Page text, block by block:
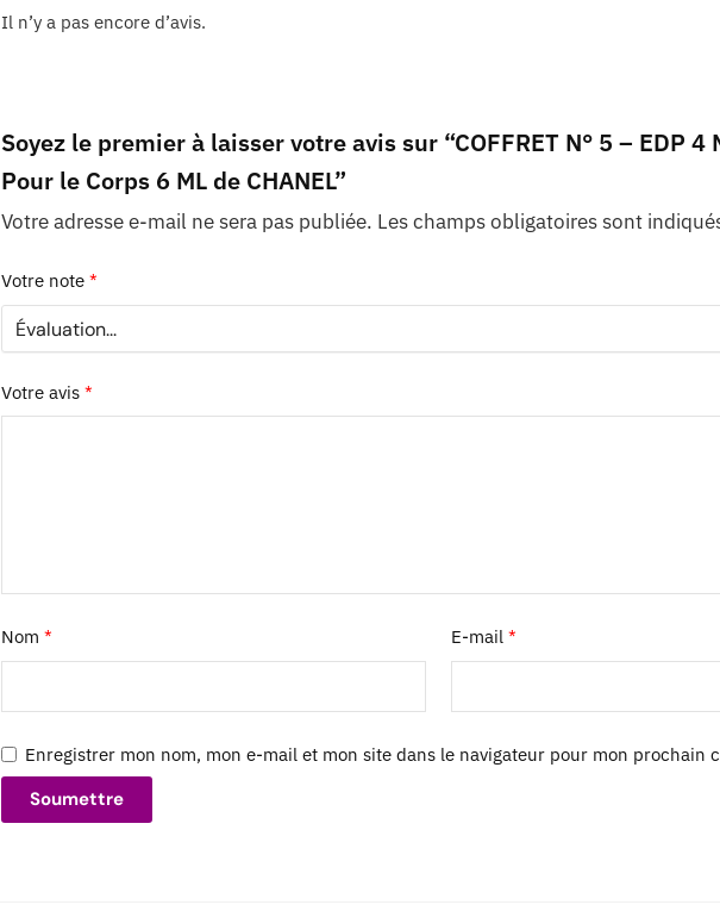
Il n’y a pas encore d’avis.
Soyez le premier à laisser votre avis sur “COFFRET N° 5 – EDP 4
Pour le Corps 6 ML de CHANEL”
Votre adresse e-mail ne sera pas publiée. Les champs obligatoires sont
Votre note*
Votre avis*
Nom* E-mail *
Enregistrer mon nom, mon e-mail et mon site dans le navigateur pour mon prochain